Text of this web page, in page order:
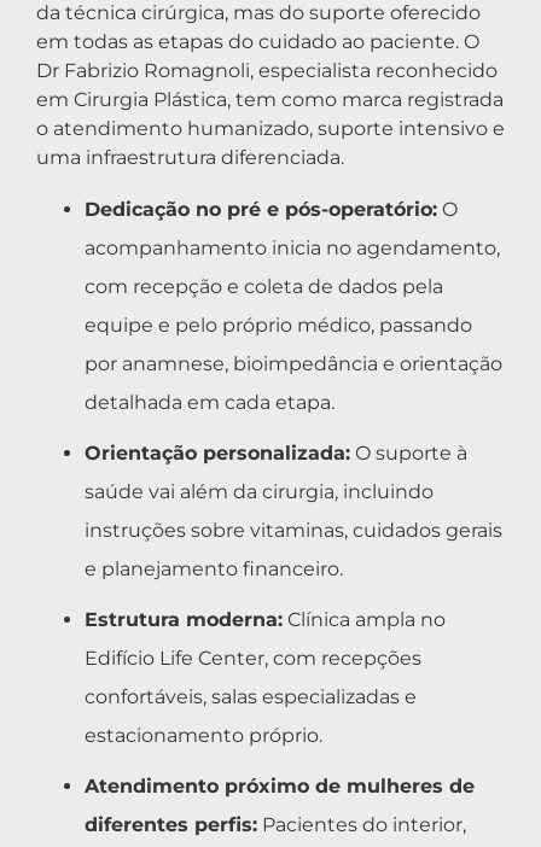
da técnica cirúrgica, mas do suporte oferecido
em todas as etapas do cuidado ao paciente. O
Dr Fabrizio Romagnoli, especialista reconhecido
em Cirurgia Plástica, tem como marca registrada
o atendimento humanizado, suporte intensivo e
uma infraestrutura diferenciada.
Dedicação no pré e pós-operatório: O
acompanhamento inicia no agendamento,
com recepção e coleta de dados pela
equipe e pelo próprio médico, passando
por anamnese, bioimpedância e orientação
detalhada em cada etapa.
Orientação personalizada: O suporte à
saúde vai além da cirurgia, incluindo
instruções sobre vitaminas, cuidados gerais
e planejamento financeiro.
Estrutura moderna: Clínica ampla no
Edifício Life Center, com recepções
confortáveis, salas especializadas e
estacionamento próprio.
Atendimento próximo de mulheres de
diferentes perfis: Pacientes do interior,